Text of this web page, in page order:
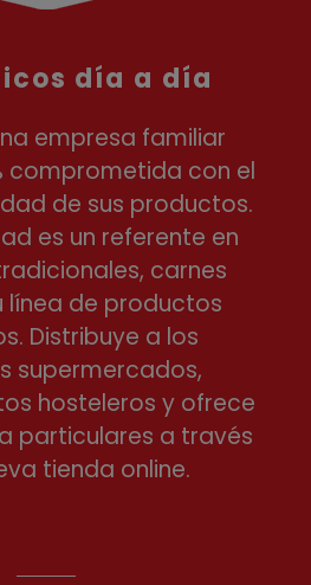
día a día
empresa familiar
comprometida con el
de sus productos.
es un referente en
carnes
línea de productos
Distribuye a los
supermercados,
hosteleros y ofrece
particulares a través
tienda online.